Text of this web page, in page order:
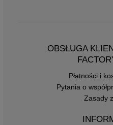
OBSŁUGA
Płatności i
Pytania o
Zasady